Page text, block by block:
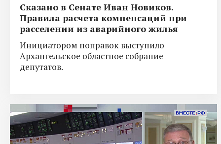
Сказано в Сенате Иван Новиков.
Правила расчета компенсаций при
расселении из аварийного жилья
Инициатором поправок выступило
Архангельское областное собрание
депутатов.